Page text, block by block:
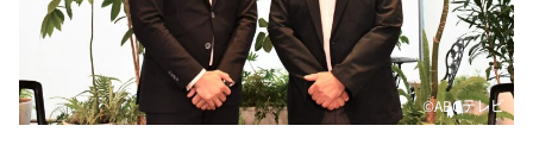
©️ABCテレビ